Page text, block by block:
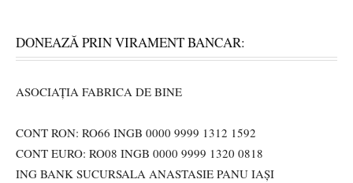
DONEAZĂ PRIN VIRAMENT BANCAR:
ASOCIAȚIA FABRICA DE BINE
CONT RON: RO66 INGB 0000 9999 1312 1592
CONT EURO: RO08 INGB 0000 9999 1320 0818
ING BANK SUCURSALA ANASTASIE PANU IAȘI